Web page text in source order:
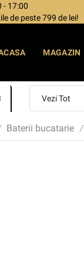
- 17:00
de peste 799 de lei!
MAGAZIN
Baterii bucatarie /